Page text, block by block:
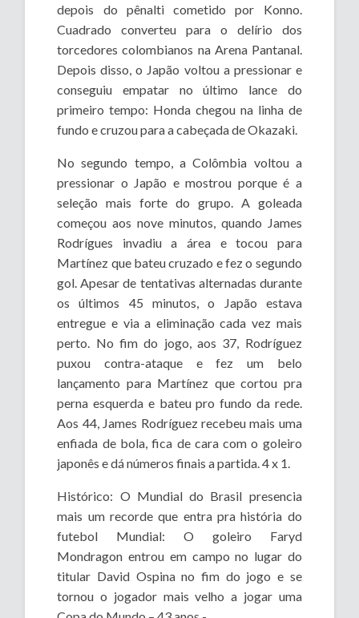
depois do pênalti cometido por Konno.
Cuadrado converteu para o delírio dos
torcedores colombianos na Arena Pantanal.
Depois disso, o Japão voltou a pressionar e
conseguiu empatar no último lance do
primeiro tempo: Honda chegou na linha de
fundo e cruzou para a cabeçada de Okazaki.
No segundo tempo, a Colômbia voltou a
pressionar o Japão e mostrou porque é a
seleção mais forte do grupo. A goleada
começou aos nove minutos, quando James
Rodrígues invadiu a área e tocou para
Martínez que bateu cruzado e fez o segundo
gol. Apesar de tentativas alternadas durante
os últimos 45 minutos, o Japão estava
entregue e via a eliminação cada vez mais
perto. No fim do jogo, aos 37, Rodríguez
puxou contra-ataque e fez um belo
lançamento para Martínez que cortou pra
perna esquerda e bateu pro fundo da rede.
Aos 44, James Rodríguez recebeu mais uma
enfiada de bola, fica de cara com o goleiro
japonês e dá números finais a partida. 4 x 1.
Histórico: O Mundial do Brasil presencia
mais um recorde que entra pra história do
futebol Mundial: O goleiro Faryd
Mondragon entrou em campo no lugar do
titular David Ospina no fim do jogo e se
tornou o jogador mais velho a jogar uma